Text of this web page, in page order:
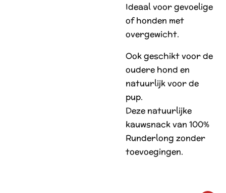
Ideaal voor gevoelige
of honden met
overgewicht.
Ook geschikt voor de
oudere hond en
natuurlijk voor de
pup.
Deze natuurlijke
kauwsnack van 100%
Runderlong zonder
toevoegingen.